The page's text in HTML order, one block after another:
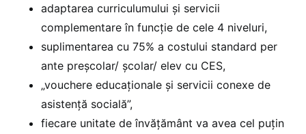
adaptarea curriculumului și servicii
complementare în funcție de cele 4 niveluri,
suplimentarea cu 75% a costului standard per
ante preșcolar/ școlar/ elev cu CES,
„vouchere educaționale și servicii conexe de
asistență socială”,
fiecare unitate de învățământ va avea cel puțin